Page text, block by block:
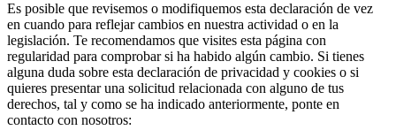
Es posible que revisemos o modifiquemos esta declaración de vez
en cuando para reflejar cambios en nuestra actividad o en la
legislación. Te recomendamos que visites esta página con
regularidad para comprobar si ha habido algún cambio. Si tienes
alguna duda sobre esta declaración de privacidad y cookies o si
quieres presentar una solicitud relacionada con alguno de tus
derechos, tal y como se ha indicado anteriormente, ponte en
contacto con nosotros: